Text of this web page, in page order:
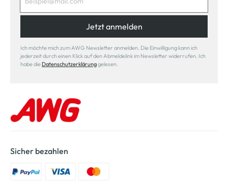
Jetzt anmelden
Ich möchte mich zum AWG Newsletter anmelden. Die Einwilligung kann ich
jederzeit durch einen Klick auf den Abmeldelink im Newsletter widerrufen. Ich
habe die Datenschutzerklärunggelesen.
Sicher bezahlen